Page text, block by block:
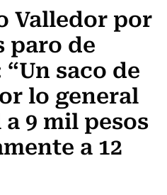
Valledor por
paro de
saco de
lo general
9 mil pesos
a 12